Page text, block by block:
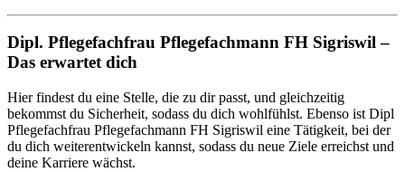
Dipl. Pflegefachfrau Pflegefachmann FH Sigriswil –
Das erwartet dich
Hier findest du eine Stelle, die zu dir passt, und gleichzeitig
bekommst du Sicherheit, sodass du dich wohlfühlst. Ebenso ist Dipl
Pflegefachfrau Pflegefachmann FH Sigriswil eine Tätigkeit, bei der
du dich weiterentwickeln kannst, sodass du neue Ziele erreichst und
deine Karriere wächst.